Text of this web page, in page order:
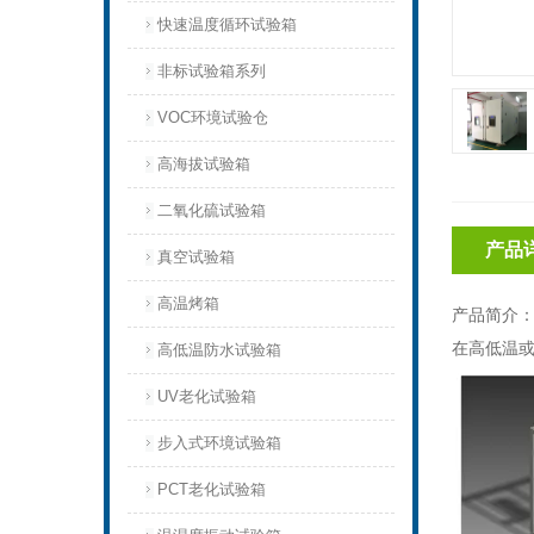
快速温度循环试验箱
非标试验箱系列
VOC环境试验仓
高海拔试验箱
二氧化硫试验箱
真空试验箱
高温烤箱
高低温防水试验箱
UV老化试验箱
步入式环境试验箱
PCT老化试验箱
产品
产品简介：
在高低温